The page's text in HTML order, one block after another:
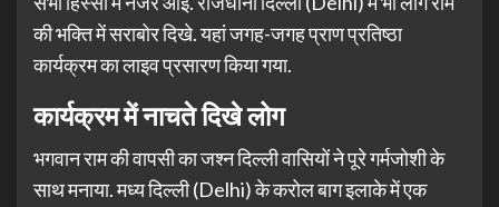
की भक्ति में सराबोर दिखे. यहां जगह-जगह प्राण प्रतिष्ठा
कार्यक्रम का लाइव प्रसारण किया गया.
कार्यक्रम में नाचते दिखे लोग
भगवान राम की वापसी का जश्न दिल्ली वासियों ने पूरे गर्मजोशी के
साथ मनाया. मध्य दिल्ली (Delhi) के करोल बाग इलाके में एक